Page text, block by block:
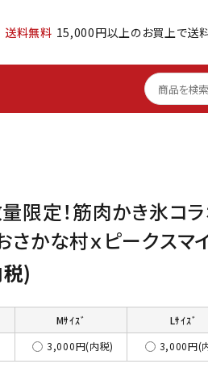
送料無料 15,000円以上のお買上で送料
大ア
いか
量限定！筋肉かき氷コラ
さかな村ｘピークスマイ
)
Mｻｲｽﾞ Lｻｲｽﾞ
3,000円(内税) 3,000円(